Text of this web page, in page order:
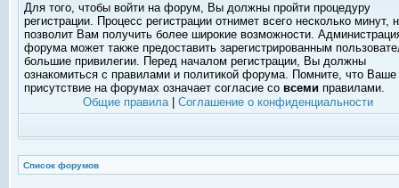
Для того, чтобы войти на форум, Вы должны пройти процедуру
регистрации. Процесс регистрации отнимет всего несколько минут,
позволит Вам получить более широкие возможности.
форума может также предоставить зарегистрированным
большие привилегии. Перед началом регистрации, Вы должны
ознакомиться с правилами и политикой форума. Помните, что Ваше
присутствие на форумах означает согласие со всеми правилами.
Общие правила| Соглашение о конфиденциальности
Список форумов